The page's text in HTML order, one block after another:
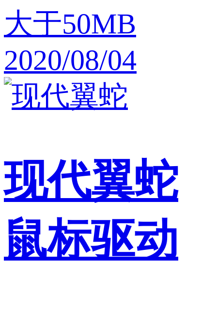
大于50MB
2020/08/04
现代翼蛇
鼠标驱动